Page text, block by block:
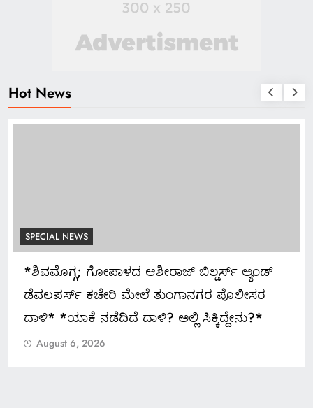
Hot News
SPECIAL NEWS
*ಶಿವಮೊಗ್ಗ; ಗೋಪಾಳದ ಆಶೀರಾಜ್ ಬಿಲ್ಡರ್ಸ್ ಅ್ಯಂಡ್
ಡೆವಲಪರ್ಸ್ ಕಚೇರಿ ಮೇಲೆ ತುಂಗಾನಗರ ಪೊಲೀಸರ
ದಾಳಿ* *ಯಾಕೆ ನಡೆದಿದೆ ದಾಳಿ? ಅಲ್ಲಿ ಸಿಕ್ಕಿದ್ದೇನು?*
August 6, 2026